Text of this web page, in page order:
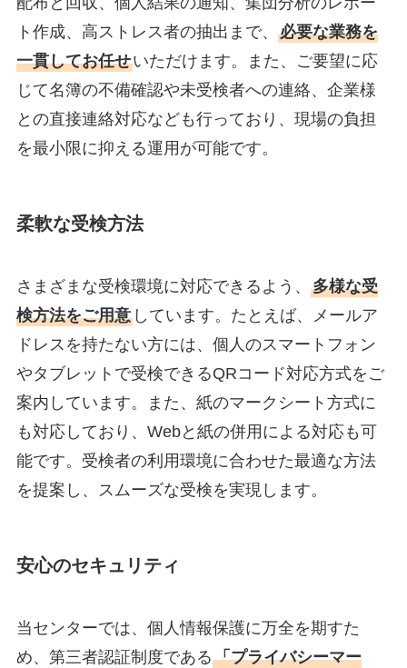
ト作成、高ストレス者の抽出まで、 必要な業務を
一貫してお任せいただけます。また、ご要望に応
じて名簿の不備確認や未受検者への連絡、企業様
との直接連絡対応なども行っており、現場の負担
を最小限に抑える運用が可能です。
柔軟な受検方法
さまざまな受検環境に対応できるよう、 多様な受
検方法をご用意しています。たとえば、メールア
ドレスを持たない方には、個人のスマートフォン
やタブレットで受検できるQRコード対応方式をご
案内しています。また、紙のマークシート方式に
も対応しており、Webと紙の併用による対応も可
能です。受検者の利用環境に合わせた最適な方法
を提案し、スムーズな受検を実現します。
安心のセキュリティ
当センターでは、個人情報保護に万全を期すた
め、第三者認証制度である「プライバシーマー